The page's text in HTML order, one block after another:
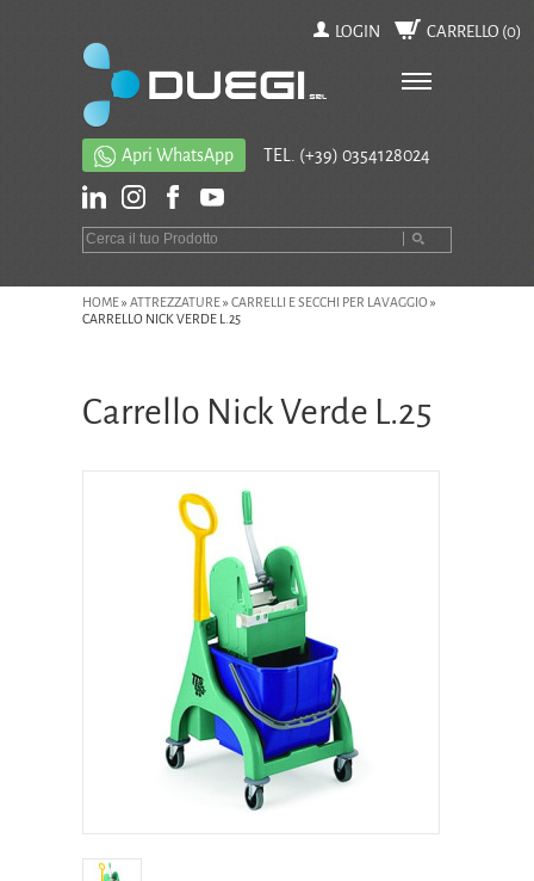
LOGIN CARRELLO (0)
Apri WhatsApp TEL. (+39) 0354128024
HOME» ATTREZZATURE» CARRELLI E SECCHI PER LAVAGGIO »
CARRELLO NICK VERDE L.25
Carrello Nick Verde L.25